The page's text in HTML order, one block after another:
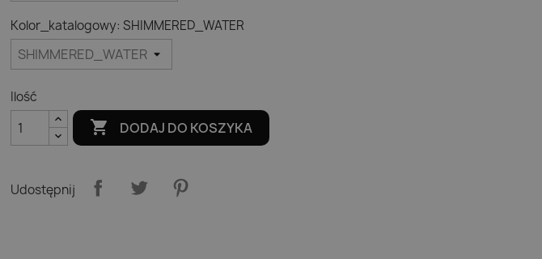
Kolor_katalogowy: SHIMMERED_WATER
Ilość
 DODAJ DO KOSZYKA
Udostępnij